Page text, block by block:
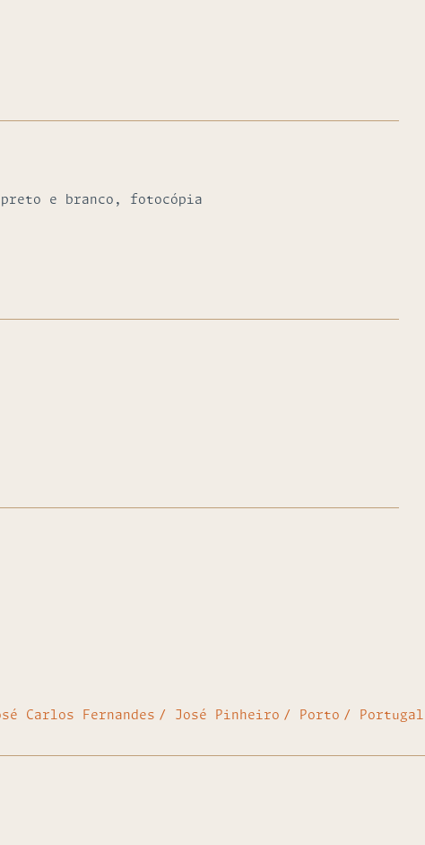
preto e branco, fotocópia
Carlos Fernandes José Pinheiro Porto Portugal